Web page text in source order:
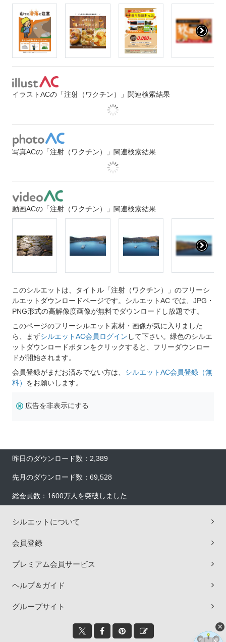
イラストACの「注射（ワクチン）」関連検索結果
写真ACの「注射（ワクチン）」関連検索結果
動画ACの「注射（ワクチン）」関連検索結果
このシルエットは、タイトル「注射（ワクチン）」のフリーシ
ルエットダウンロードページです。シルエットAC では、JPG・
PNG形式の高解像度画像が無料でダウンロードし放題です。
このページのフリーシルエット素材・画像が気に入りました
ら、まずシルエットAC会員ログイン して下さい。緑色のシルエ
ットダウンロードボタンをクリックすると、フリーダウンロー
ドが開始されます。
会員登録がまだお済みでない方は、 シルエットAC会員登録（無
料） をお願いします。
広告を非表示にする
昨日のダウンロード数：2,389
先月のダウンロード数：69,528
総会員数：1600万人を突破しました
シルエットについて
会員登録
プレミアム会員サービス
ヘルプ＆ガイド
グループサイト
×